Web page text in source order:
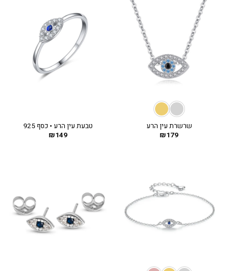
שרשרת עין הרע
₪179
טבעת עין הרע • כסף 925
₪149